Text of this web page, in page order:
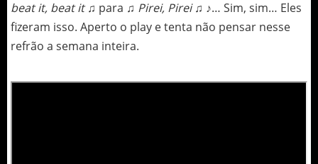
beat it, beat it♫ para ♫ Pirei, Pirei♫ ♪… Sim, sim… Eles
fizeram isso. Aperto o play e tenta não pensar nesse
refrão a semana inteira.